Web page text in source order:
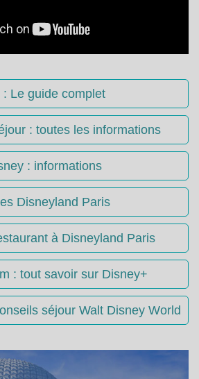
Le guide complet
: toutes les informations
: informations
Disneyland Paris
à Disneyland Paris
: tout savoir sur Disney+
séjour Walt Disney World